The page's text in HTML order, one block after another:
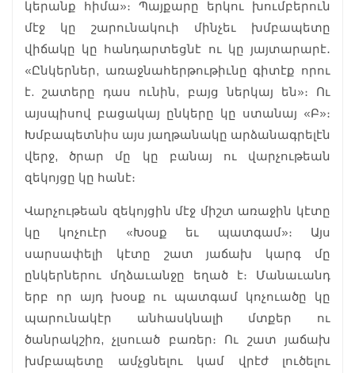
կերանք հիմա»։ Պայքարը երկու խումբերուն
մէջ կը շարունակուի մինչեւ խմբապետը
վիճակը կը հանդարտեցնէ ու կը յայտարարէ․
«Ընկերներ, առաջնահերթութիւնը գիտէք որու
է. շատերը դաս ունին, բայց ներկայ են»։ Ու
այսպիսով բացակայ ընկերը կը ստանայ «Բ»։
Խմբապետնիս այս յաղթանակը արձանագրելէն
վերջ, ծրար մը կը բանայ ու վարչութեան
զեկոյցը կը հանէ։
Վարչութեան զեկոյցին մէջ միշտ առաջին կէտը
կը կոչուէր «Խօսք եւ պատգամ»։ Այս
սարսափելի կէտը շատ յաճախ կարգ մը
ընկերներու մղձաւանջը եղած է։ Մանաւանդ
երբ որ այդ խօսք ու պատգամ կոչուածը կը
պարունակէր անհասկնալի մտքեր ու
ծանրակշիռ, չլսուած բառեր։ Ու շատ յաճախ
խմբապետը ամչցնելու կամ վրէժ լուծելու